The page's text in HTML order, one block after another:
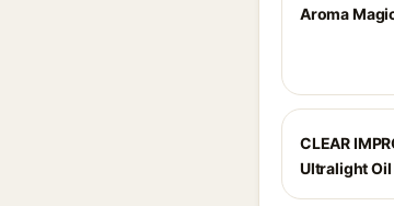
Aroma
CLEAR
Ultralight